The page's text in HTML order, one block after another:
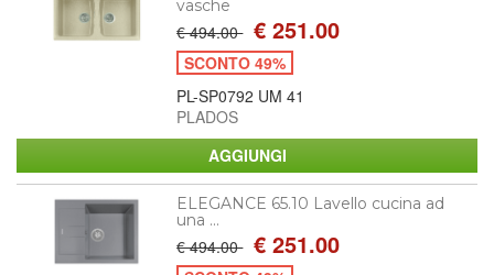
vasche
€ 494.00 € 251.00
SCONTO 49%
PL-SP0792 UM 41
PLADOS
ELEGANCE 65.10 Lavello cucina ad
una ...
€ 494.00 € 251.00